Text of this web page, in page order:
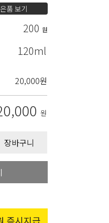
품 보기
200 원
120ml
20,000원
원
장바구니